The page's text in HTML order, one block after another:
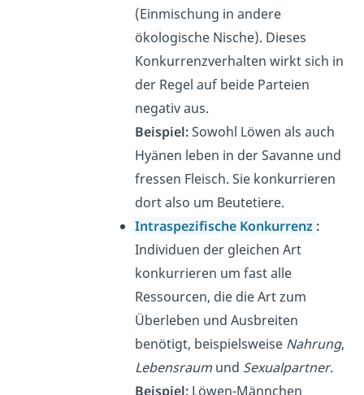
(Einmischung in andere
ökologische Nische). Dieses
Konkurrenzverhalten wirkt sich in
der Regel auf beide Parteien
negativ aus.
Beispiel:Sowohl Löwen als auch
Hyänen leben in der Savanne und
fressen Fleisch. Sie konkurrieren
dort also um Beutetiere.
Intraspezifische Konkurrenz :
Individuen der gleichen Art
konkurrieren um fast alle
Ressourcen, die die Art zum
Überleben und Ausbreiten
benötigt, beispielsweise Nahrung,
Lebensraumund Sexualpartner.
Beispiel: Löwen-Männchen